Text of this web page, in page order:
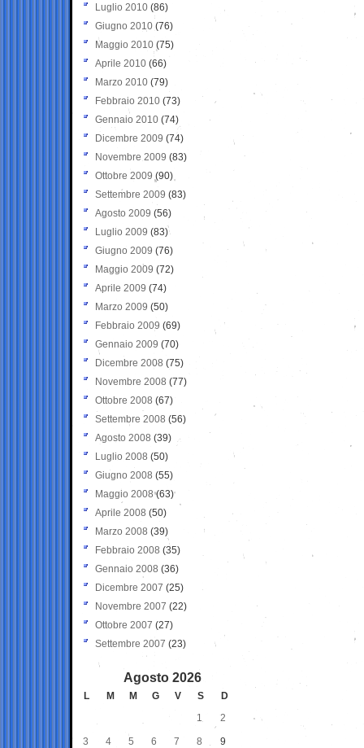
Luglio 2010 (86)
Giugno 2010 (76)
Maggio 2010 (75)
Aprile 2010 (66)
Marzo 2010 (79)
Febbraio 2010 (73)
Gennaio 2010 (74)
Dicembre 2009 (74)
Novembre 2009 (83)
Ottobre 2009 (90)
Settembre 2009 (83)
Agosto 2009 (56)
Luglio 2009 (83)
Giugno 2009 (76)
Maggio 2009 (72)
Aprile 2009 (74)
Marzo 2009 (50)
Febbraio 2009 (69)
Gennaio 2009 (70)
Dicembre 2008 (75)
Novembre 2008 (77)
Ottobre 2008 (67)
Settembre 2008 (56)
Agosto 2008 (39)
Luglio 2008 (50)
Giugno 2008 (55)
Maggio 2008(63)
Aprile 2008 (50)
Marzo 2008 (39)
Febbraio 2008 (35)
Gennaio 2008 (36)
Dicembre 2007 (25)
Novembre 2007 (22)
Ottobre 2007 (27)
Settembre 2007 (23)
Agosto 2026
L M M G V S
D
1
2
3 4 5 6 7 8 9